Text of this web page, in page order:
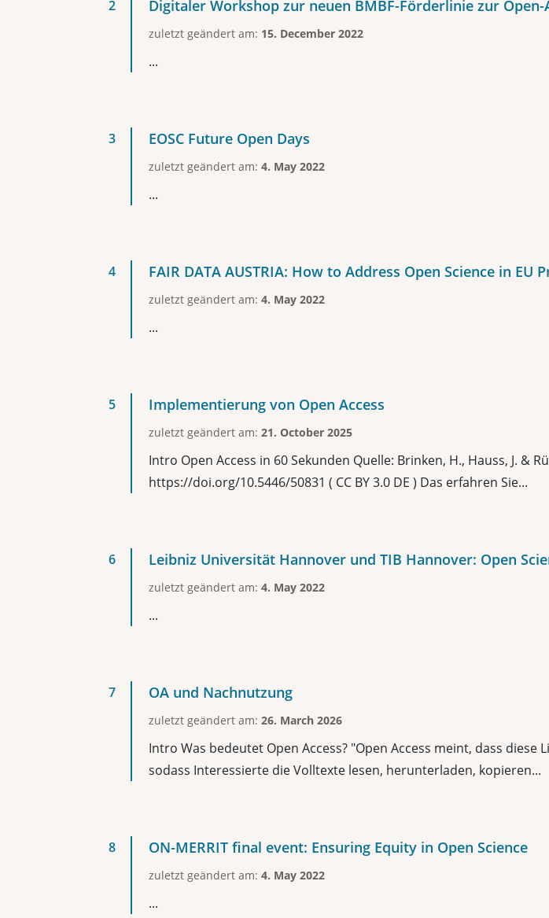
Digitaler Workshop zur neuen BMBF-Förderlinie zur Open-
zuletzt geändert am: 15. December 2022
...
EOSC Future Open Days
zuletzt geändert am: 4. May 2022
...
FAIR DATA AUSTRIA: How to Address Open Science in EU
zuletzt geändert am: 4. May 2022
...
Implementierung von Open Access
zuletzt geändert am: 21. October 2025
Intro Open Access in 60 Sekunden Quelle: Brinken, H., Hauss, J. &
https://doi.org/10.5446/50831 ( CC BY 3.0 DE ) Das erfahren Sie...
Leibniz Universität Hannover und TIB Hannover: Open
zuletzt geändert am: 4. May 2022
...
OA und Nachnutzung
zuletzt geändert am: 26. March 2026
Intro Was bedeutet Open Access? "Open Access meint, dass
sodass Interessierte die Volltexte lesen, herunterladen, kopieren...
ON-MERRIT final event: Ensuring Equity in Open Science
zuletzt geändert am: 4. May 2022
...